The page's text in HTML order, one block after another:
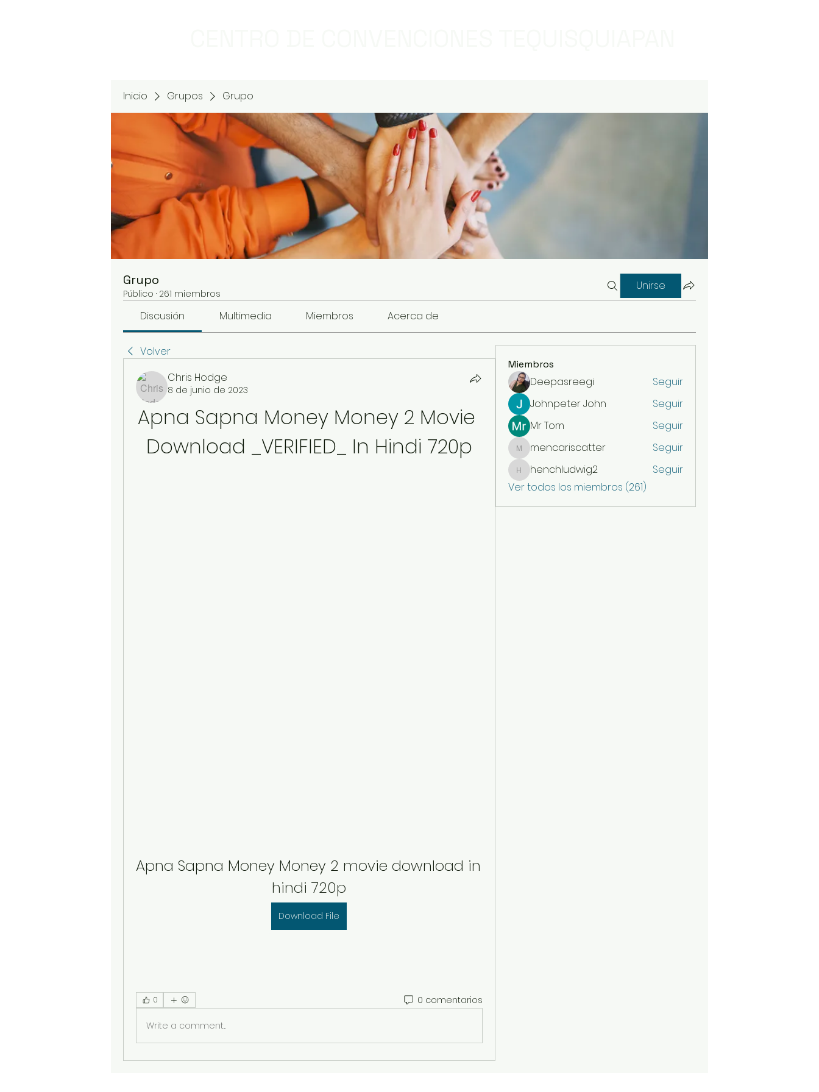
Inicio Grupos Grupo
Grupo
Público · 261 miembros
Unirse
Discusión Multimedia Miembros Acerca de
Volver
Chris Hodge
8 de junio de 2023
Apna Sapna Money Money 2 Movie
Download _VERIFIED_ In Hindi 720p
Apna Sapna Money Money 2 movie download in
hindi 720p
Download File
0 0 comentarios
Write a comment...
Miembros
Deepasreegi
Seguir
Johnpeter John
Seguir
Mr Tom
Seguir
mencariscatter
mencariscatter Seguir
henchludwig2
henchludwig2
Seguir
Ver todos los miembros (261)